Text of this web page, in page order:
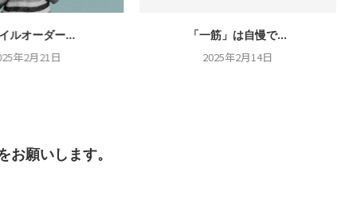
ルオーダー...
年2月21日
「一筋」は自慢で...
2025年2月14日
お願いします。